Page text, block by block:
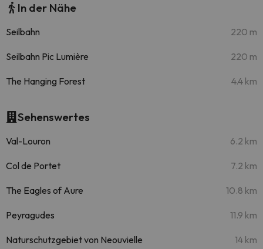
In der Nähe
Seilbahn 220 m
Seilbahn Pic Lumière 220 m
The Hanging Forest 4.4 km
Sehenswertes
Val-Louron 6.2 km
Col de Portet 7.2 km
The Eagles of Aure 10.8 km
Peyragudes 11.9 km
Naturschutzgebiet von Neouvielle 14 km